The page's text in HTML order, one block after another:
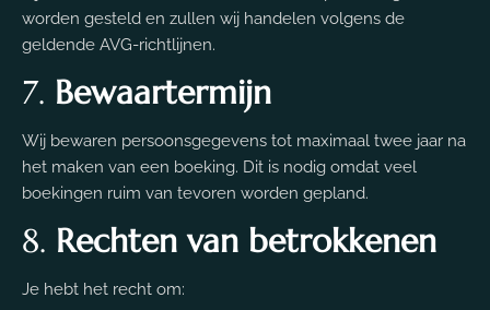
worden gesteld en zullen wij handelen volgens de
geldende AVG-richtlijnen.
7. Bewaartermijn
Wij bewaren persoonsgegevens tot maximaal twee jaar na
het maken van een boeking. Dit is nodig omdat veel
boekingen ruim van tevoren worden gepland.
8. Rechten van betrokkenen
Je hebt het recht om: